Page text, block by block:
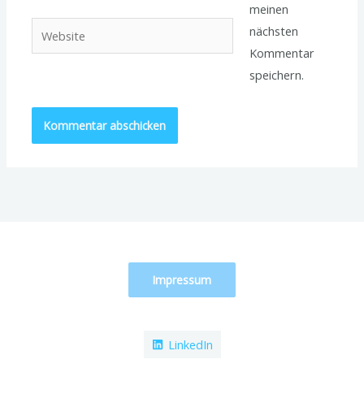
Website
meinen
nächsten
Kommentar
speichern.
Impressum
LinkedIn